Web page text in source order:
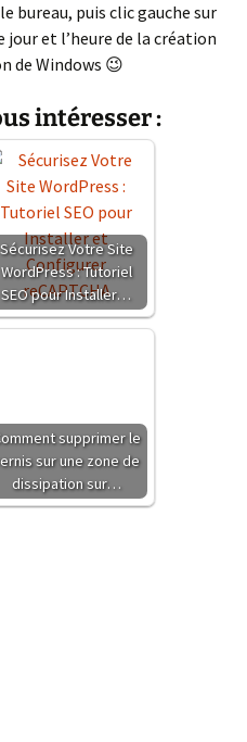
bureau, puis clic gauche sur
et l’heure de la création
de Windows 😉
intéresser :
Sécurisez Votre Site
WordPress : Tutoriel
SEO pour Installer…
supprimer le
sur une zone de
dissipation sur…